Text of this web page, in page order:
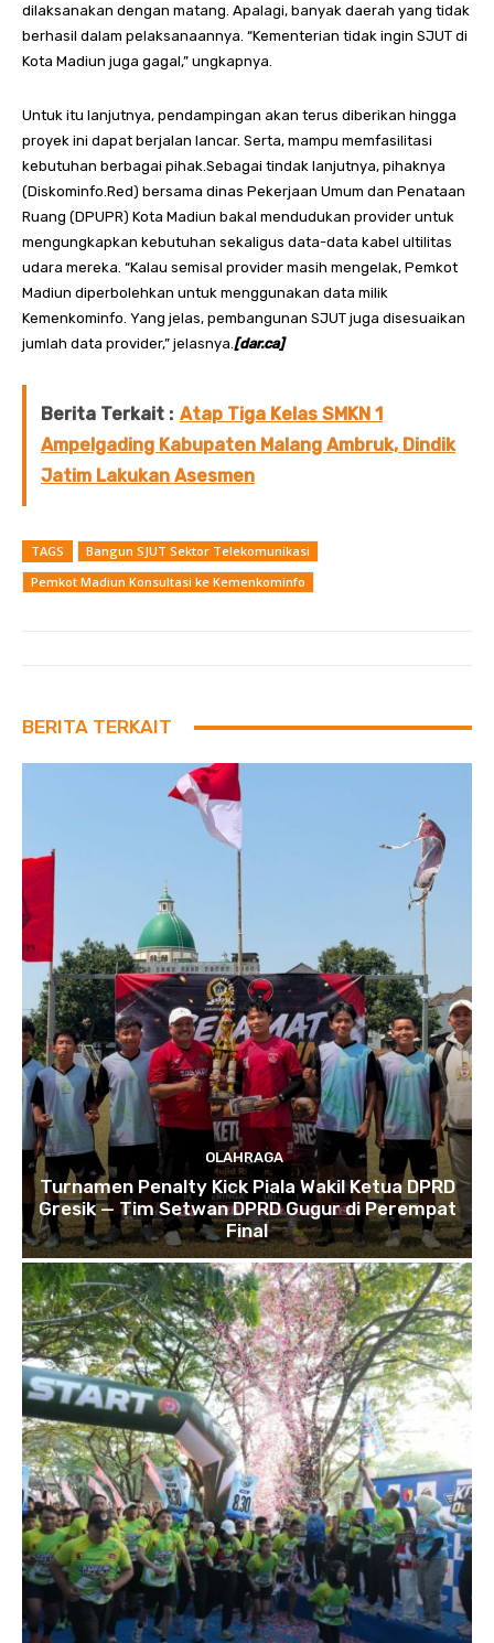
dilaksanakan dengan matang. Apalagi, banyak daerah yang tidak
berhasil dalam pelaksanaannya. “Kementerian tidak ingin SJUT di
Kota Madiun juga gagal,” ungkapnya.
Untuk itu lanjutnya, pendampingan akan terus diberikan hingga
proyek ini dapat berjalan lancar. Serta, mampu memfasilitasi
kebutuhan berbagai pihak.Sebagai tindak lanjutnya, pihaknya
(Diskominfo.Red) bersama dinas Pekerjaan Umum dan Penataan
Ruang (DPUPR) Kota Madiun bakal mendudukan provider untuk
mengungkapkan kebutuhan sekaligus data-data kabel ultilitas
udara mereka. “Kalau semisal provider masih mengelak, Pemkot
Madiun diperbolehkan untuk menggunakan data milik
Kemenkominfo. Yang jelas, pembangunan SJUT juga disesuaikan
jumlah data provider,” jelasnya.[dar.ca]
Berita Terkait : Atap Tiga Kelas SMKN 1
Ampelgading Kabupaten Malang Ambruk, Dindik
Jatim Lakukan Asesmen
TAGS
Bangun SJUT Sektor Telekomunikasi
Pemkot Madiun Konsultasi ke Kemenkominfo
BERITA TERKAIT
OLAHRAGA
Turnamen Penalty Kick Piala Wakil Ketua DPRD
Gresik — Tim Setwan DPRD Gugur di Perempat
Final